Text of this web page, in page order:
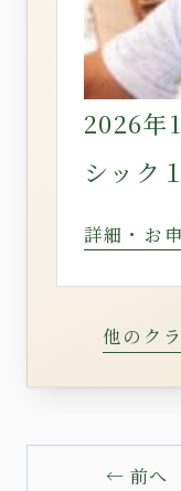
2026年
シック
詳細・お
他のク
← 前へ